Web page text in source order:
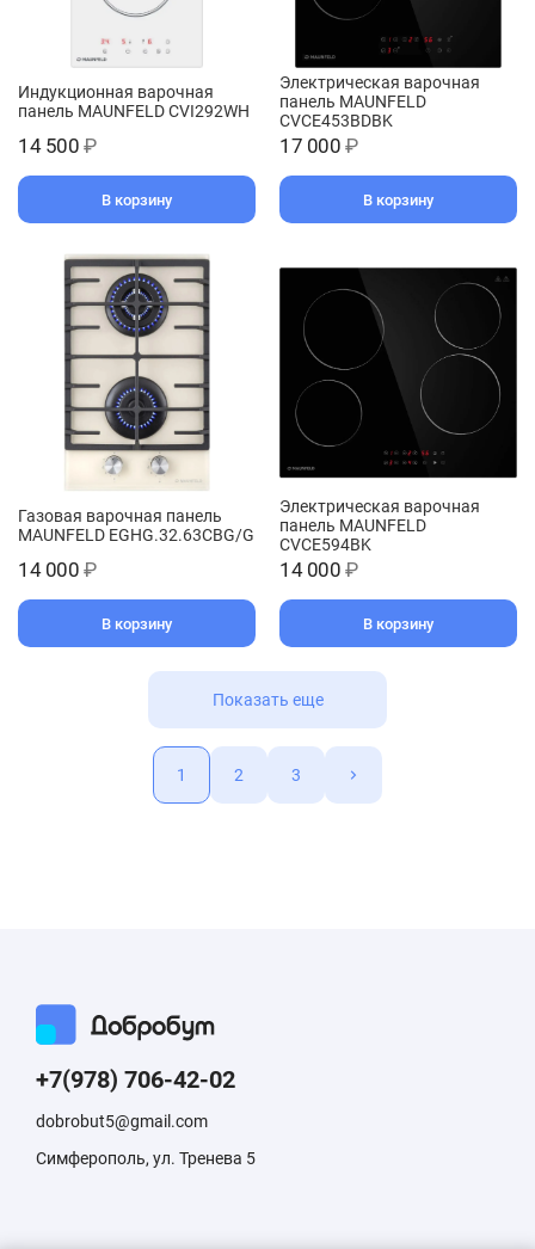
Индукционная варочная
панель MAUNFELD CVI292WH
14 500 ₽
В корзину
Электрическая варочная
панель MAUNFELD
CVCE453BDBK
17 000 ₽
В корзину
Газовая варочная панель
MAUNFELD EGHG.32.63CBG/G
14 000 ₽
В корзину
Электрическая варочная
панель MAUNFELD
CVCE594BK
14 000 ₽
В корзину
Показать еще
1 2 3
+7(978) 706-42-02
dobrobut5@gmail.com
Симферополь, ул. Тренева 5